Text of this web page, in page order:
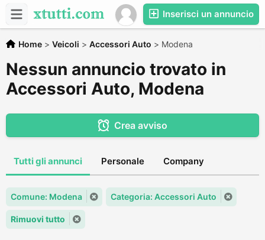
Inserisci un annuncio
Home > Veicoli > Accessori Auto > Modena
Nessun annuncio trovato in
Accessori Auto, Modena
Crea avviso
Tutti gli annunci Personale Company
Comune: Modena Categoria: Accessori Auto
Rimuovi tutto